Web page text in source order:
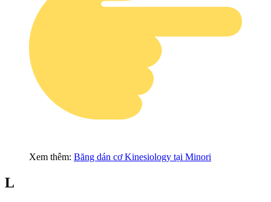
Xem thêm: Băng dán cơ Kinesiology tại Minori
L